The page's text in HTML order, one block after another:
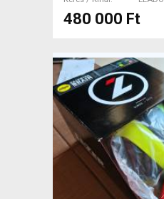
480 000 Ft